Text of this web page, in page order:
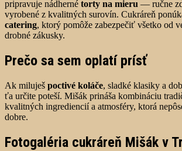
pripravuje nádherné torty na mieru — ručne
vyrobené z kvalitných surovín. Cukráreň
catering, ktorý pomôže zabezpečiť všetko od
drobné zákusky.
Prečo sa sem oplatí prísť
Ak miluješ poctivé koláče, sladké klasiky a
ťa určite poteší. Mišák prináša kombináciu
kvalitných ingrediencií a atmosféry, ktorá
dobre.
Fotogaléria cukráreň Mišák v